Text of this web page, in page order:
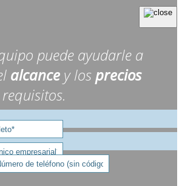
puede ayudarle a
alcance y losprecios